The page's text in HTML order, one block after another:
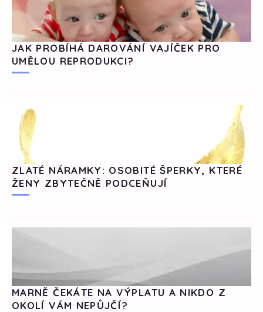
JAK PROBÍHÁ DAROVÁNÍ VAJÍČEK PRO
UMĚLOU REPRODUKCI?
ZLATÉ NÁRAMKY: OSOBITÉ ŠPERKY, KTERÉ
ŽENY ZBYTEČNĚ PODCEŇUJÍ
MARNĚ ČEKÁTE NA VÝPLATU A NIKDO Z
OKOLÍ VÁM NEPŮJČÍ?